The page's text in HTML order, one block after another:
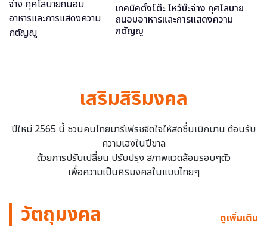
เทคนิคตั้งโต๊ะ ไหว้บ๊ะจ่าง กุศโลบาย
ถนอมอาหารและการแสดงความ
กตัญญู
เสริมสิริมงคล
ปีใหม่ 2565 นี้ ชวนคนไทยมารีเฟรชจิตใจให้สดชื่นเบิกบาน ต้อนรับ
ความเฮงในปีขาล
ด้วยการปรับเปลี่ยน ปรับปรุง สภาพแวดล้อมรอบๆตัว
เพื่อความเป็นศิริมงคลในแบบไทยๆ
วัตถุมงคล ดูเพิ่มเติม